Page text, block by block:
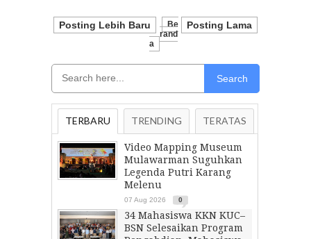
Posting Lebih Baru Posting Lama
Be
Rand
A
Search
TERBARU TRENDING TERATAS
Video Mapping Museum
Mulawarman Suguhkan
Legenda Putri Karang
Melenu
07 Aug 2026 0
34 Mahasiswa KKN KUC–
BSN Selesaikan Program